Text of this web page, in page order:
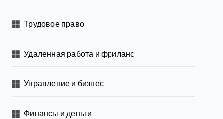
Трудовое право
Удаленная работа и фриланс
Управление и бизнес
Финансы и деньги